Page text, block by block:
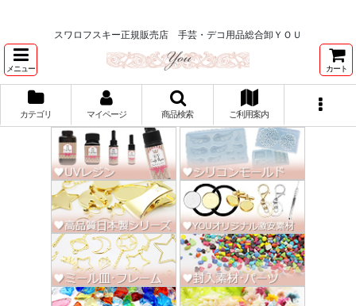
スワロフスキー正規販売店 手芸・デコ用品総合卸ＹＯＵ
メニュー カート
カテゴリ マイページ 商品検索 ご利用案内